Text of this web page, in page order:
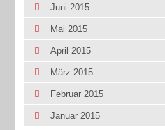
Juni 2015
Mai 2015
April 2015
März 2015
Februar 2015
Januar 2015